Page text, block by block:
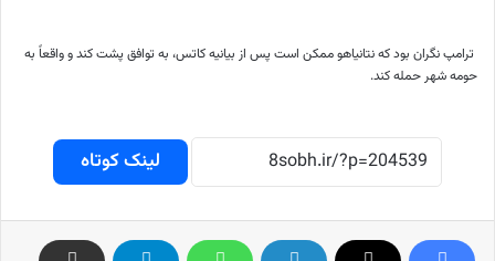
ترامپ نگران بود که نتانیاهو ممکن است پس از بیانیه کاتس، به توافق پشت کند و واقعاً به
حومه شهر حمله کند.
لینک کوتاه